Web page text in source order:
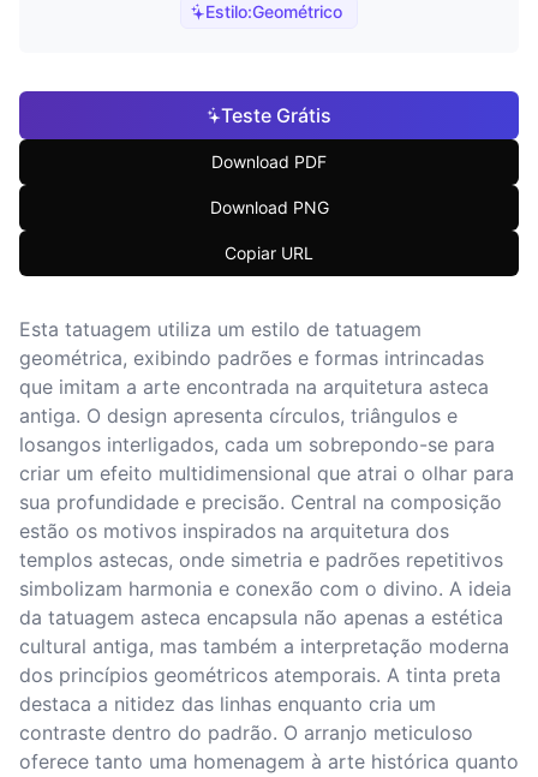
Estilo:Geométrico
Teste Grátis
Download PDF
Download PNG
Copiar URL
Esta tatuagem utiliza um estilo de tatuagem
geométrica, exibindo padrões e formas intrincadas
que imitam a arte encontrada na arquitetura asteca
antiga. O design apresenta círculos, triângulos e
losangos interligados, cada um sobrepondo-se para
criar um efeito multidimensional que atrai o olhar para
sua profundidade e precisão. Central na composição
estão os motivos inspirados na arquitetura dos
templos astecas, onde simetria e padrões repetitivos
simbolizam harmonia e conexão com o divino. A ideia
da tatuagem asteca encapsula não apenas a estética
cultural antiga, mas também a interpretação moderna
dos princípios geométricos atemporais. A tinta preta
destaca a nitidez das linhas enquanto cria um
contraste dentro do padrão. O arranjo meticuloso
oferece tanto uma homenagem à arte histórica quanto